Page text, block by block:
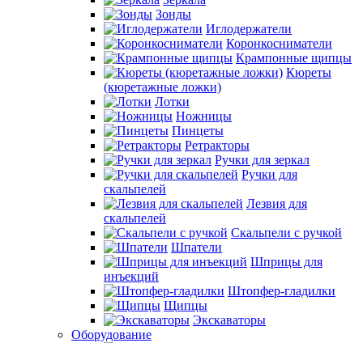
Зонды
Иглодержатели
Коронкосниматели
Крампонные щипцы
Кюреты
(кюретажные ложки)
Лотки
Ножницы
Пинцеты
Ретракторы
Ручки для зеркал
Ручки для
скальпелей
Лезвия для
скальпелей
Скальпели с ручкой
Шпатели
Шприцы для
инъекций
Штопфер-гладилки
Щипцы
Экскаваторы
Оборудование